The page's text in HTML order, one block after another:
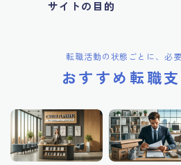
サイトの目的
転職活動の状態ごとに、必
おすすめ転職